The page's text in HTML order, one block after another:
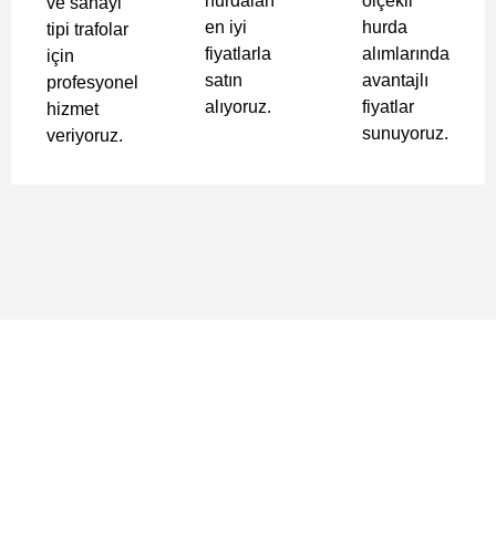
tipi trafolar
için
profesyonel
hizmet
veriyoruz.
en iyi
fiyatlarla
satın
alıyoruz.
hurda
alımlarında
avantajlı
fiyatlar
sunuyoruz.